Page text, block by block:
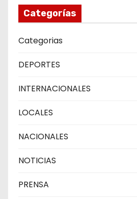
Categorías
Categorias
DEPORTES
INTERNACIONALES
LOCALES
NACIONALES
NOTICIAS
PRENSA